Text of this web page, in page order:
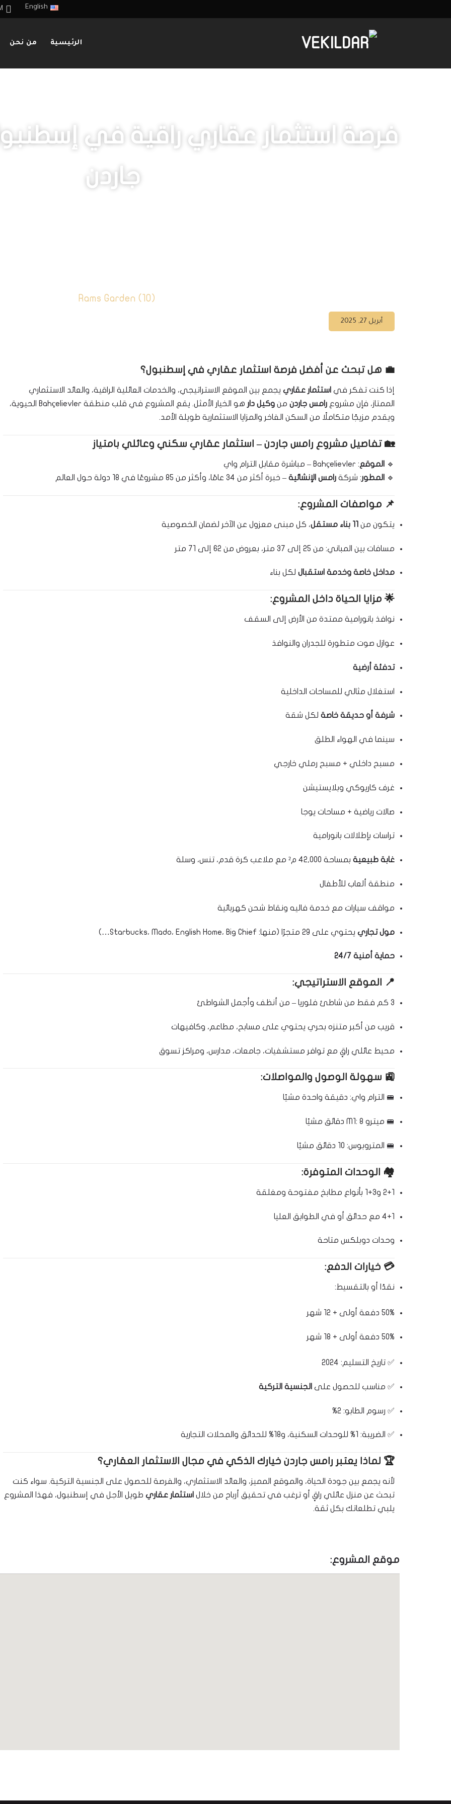
English
الرئيسية من نحن
فرصة استثمار عقاري راقية في
جاردن
أبريل 27, 2025
💼 هل تبحث عن أفضل فرصة استثمار عقاري في إسطنبول؟
إذا كنت تفكر في استثمار عقاري يجمع بين الموقع الاستراتيجي، والخدمات العائلية الراقية، والعائد الاستثماري
الممتاز، فإن مشروع رامس جاردن من وكيل دار
هو الخيار الأمثل. يقع المشروع في قلب منطقة Bahçelievler الحيوية،
ويقدم مزيجًا متكاملًا من السكن الفاخر والمزايا الاستثمارية طويلة الأمد.
🏡 تفاصيل مشروع رامس جاردن – استثمار عقاري سكني وعائلي بامتياز
🔹 الموقع: Bahçelievler – مباشرة مقابل الترام واي
🔹
المطور: شركة رامس الإنشائية – خبرة أكثر من 34 عامًا، وأكثر من 85 مشروعًا في 18 دولة حول العالم
📌 مواصفات المشروع:
يتكون من 11 بناء مستقل ، كل مبنى معزول عن الآخر لضمان الخصوصية
مسافات بين المباني: من 25 إلى 37 متر، بعروض من 62 إلى 71 متر
مداخل خاصة وخدمة استقبال لكل بناء
🌟 مزايا الحياة داخل المشروع:
نوافذ بانورامية ممتدة من الأرض إلى السقف
عوازل صوت متطورة للجدران والنوافذ
تدفئة أرضية
استغلال مثالي للمساحات الداخلية
شرفة أو حديقة خاصة لكل شقة
سينما في الهواء الطلق
مسبح داخلي + مسبح رملي خارجي
غرف كاريوكي وبلايستيشن
صالات رياضية + مساحات يوجا
تراسات بإطلالات بانورامية
غابة طبيعية بمساحة 42,000 م² مع ملاعب كرة قدم، تنس، وسلة
منطقة ألعاب للأطفال
مواقف سيارات مع خدمة فاليه ونقاط شحن كهربائية
مول تجاري يحتوي على 29 متجرًا (منها: Starbucks، Mado، English Home، Big Chief…)
حماية أمنية 24/7
📍 الموقع الاستراتيجي:
3 كم فقط من شاطئ فلوريا – من أنظف وأجمل الشواطئ
قريب من أكبر متنزه بحري يحتوي على مسابح، مطاعم، وكافيهات
محيط عائلي راقٍ مع توافر مستشفيات، جامعات، مدارس، ومراكز تسوق
🚉 سهولة الوصول والمواصلات:
🚝 الترام واي: دقيقة واحدة مشيًا
🚝 ميترو M1: 8 دقائق مشيًا
🚝 المتروبوس: 10 دقائق مشيًا
🏘️ الوحدات المتوفرة:
2+1 و3+1 بأنواع مطابخ مفتوحة ومغلقة
4+1 مع حدائق أو في الطوابق العليا
وحدات دوبلكس متاحة
💳 خيارات الدفع:
نقدًا أو بالتقسيط:
50% دفعة أولى + 12 شهر
50% دفعة أولى + 18 شهر
✅ تاريخ التسليم: 2024
✅ مناسب للحصول على الجنسية التركية
✅ رسوم الطابو: 2%
✅ الضريبة: 1% للوحدات السكنية، و18% للحدائق والمحلات التجارية
🏆 لماذا يعتبر رامس جاردن خيارك الذكي في مجال الاستثمار العقاري؟
لأنه يجمع بين جودة الحياة، والموقع المميز، والعائد الاستثماري، والفرصة للحصول على الجنسية التركية. سواء كنت
تبحث عن منزل عائلي راقٍ أو ترغب في تحقيق أرباح من خلال استثمار عقاري طويل الأجل في إسطنبول، فهذا المشروع
يلبي تطلعاتك بكل ثقة.
موقع المشروع: